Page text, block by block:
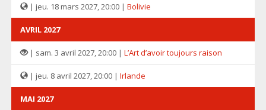
| jeu. 18 mars 2027, 20:00 | Bolivie
AVRIL 2027
| sam. 3 avril 2027, 20:00 | L’Art d’avoir toujours raison
| jeu. 8 avril 2027, 20:00 | Irlande
MAI 2027